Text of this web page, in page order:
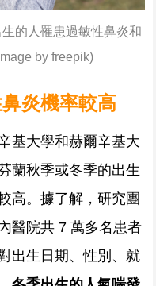
的人罹患過敏性鼻炎和
Image by freepik)
炎機率較高
基大學和赫爾辛基大
蘭秋季或冬季的出生
高。據了解，研究團
醫院共 7 萬多名患者
出生日期、性別、就